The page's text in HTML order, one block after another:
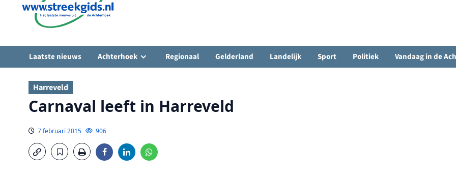
Laatste nieuws Achterhoek Regionaal Gelderland Landelijk Sport Politiek Vandaag in de
Harreveld
Carnaval leeft in Harreveld
7 februari 2015 906